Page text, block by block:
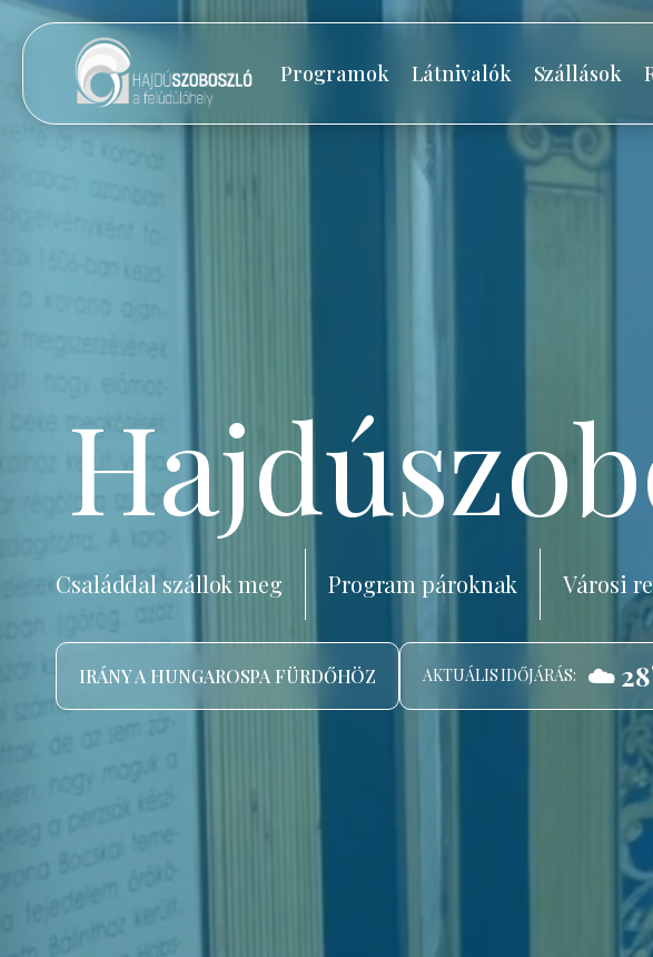
Programok Látnivalók Szállások
Családdal szállok meg Program pároknak Városi
IRÁNY A HUNGAROSPA FÜRDŐHÖZ AKTUÁLIS IDŐJÁRÁS: ☁️